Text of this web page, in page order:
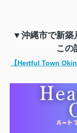
▼沖縄市で新築
この
【Hertful Town